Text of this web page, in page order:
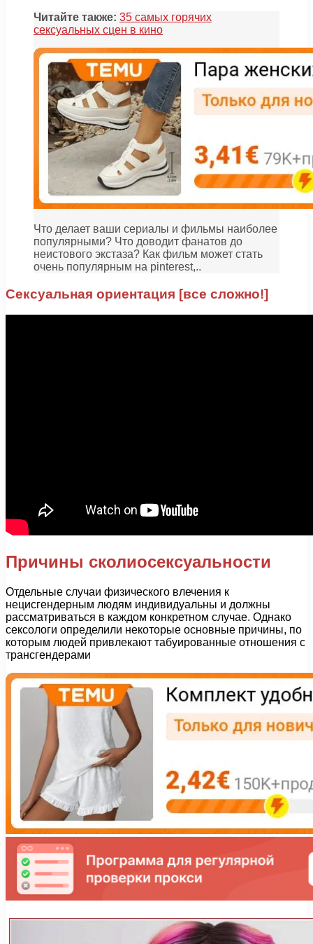
Читайте также: 35 самых горячих
сексуальных сцен в кино
Что делает ваши сериалы и фильмы наиболее
популярными? Что доводит фанатов до
неистового экстаза? Как фильм может стать
очень популярным на pinterest,..
Сексуальная ориентация [все сложно!]
Причины сколиосексуальности
Отдельные случаи физического влечения к
нецисгендерным людям индивидуальны и должны
рассматриваться в каждом конкретном случае. Однако
сексологи определили некоторые основные причины, по
которым людей привлекают табуированные отношения с
трансгендерами